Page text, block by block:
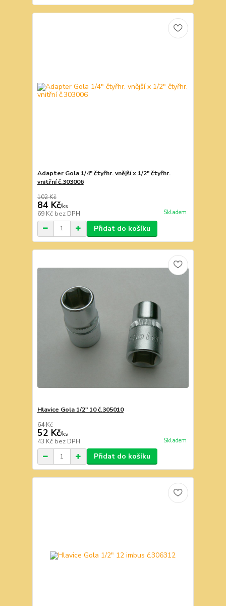
Adapter Gola 1/4" čtyřhr. vnější x 1/2" čtyřhr.
vnitřní č.303006
102 Kč
84 Kč/ks
69 Kč bez DPH Skladem
Přidat do košíku
Hlavice Gola 1/2" 10 č.305010
64 Kč
52 Kč/ks
43 Kč bez DPH Skladem
Přidat do košíku